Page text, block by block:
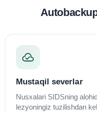
Mustaqil severlar
Nusxalari SIDSning
lezyoningiz tuzilishdan